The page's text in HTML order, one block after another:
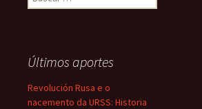
Últimos aportes
Revolución Rusa e o
nacemento da URSS: Historia